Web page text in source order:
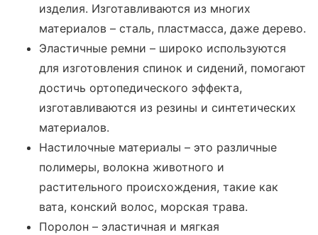
изделия. Изготавливаются из многих
материалов – сталь, пластмасса, даже дерево.
Эластичные ремни – широко используются
для изготовления спинок и сидений, помогают
достичь ортопедического эффекта,
изготавливаются из резины и синтетических
материалов.
Настилочные материалы – это различные
полимеры, волокна животного и
растительного происхождения, такие как
вата, конский волос, морская трава.
Поролон – эластичная и мягкая